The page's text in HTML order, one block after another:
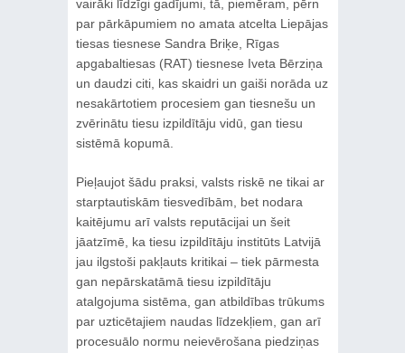
vairāki līdzīgi gadījumi, tā, piemēram, pērn
par pārkāpumiem no amata atcelta Liepājas
tiesas tiesnese Sandra Briķe, Rīgas
apgabaltiesas (RAT) tiesnese Iveta Bērziņa
un daudzi citi, kas skaidri un gaiši norāda uz
nesakārtotiem procesiem gan tiesnešu un
zvērinātu tiesu izpildītāju vidū, gan tiesu
sistēmā kopumā.
Pieļaujot šādu praksi, valsts riskē ne tikai ar
starptautiskām tiesvedībām, bet nodara
kaitējumu arī valsts reputācijai un šeit
jāatzīmē, ka tiesu izpildītāju institūts Latvijā
jau ilgstoši pakļauts kritikai – tiek pārmesta
gan nepārskatāmā tiesu izpildītāju
atalgojuma sistēma, gan atbildības trūkums
par uzticētajiem naudas līdzekļiem, gan arī
procesuālo normu neievērošana piedziņas